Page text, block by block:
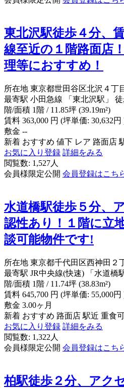
東北沢駅徒歩４分、
線至近の１階路面店
理等におすすめ！
所在地 東京都世田谷区北沢４丁
最寄駅 小田急線 「東北沢駅」
階/面積 1階 / 11.85坪 (39.19m²)
賃料 363,000 円 (坪単価: 30,632円
敷金 --
新着 おすすめ 値下 レア 路面店
お気に入り登録 詳細をみる
閲覧数: 1,527人
会員様限定公開 会員登録はこち
水道橋駅徒歩５分、
認性あり！１階に立
談可能物件です!
所在地 東京都千代田区西神田２
最寄駅 JR中央線(快速) 「水道橋
階/面積 1階 / 11.74坪 (38.83m²)
賃料 645,700 円 (坪単価: 55,000円
敷金 3.00ヶ月
新着 おすすめ 路面店 駅近 重食
お気に入り登録 詳細をみる
閲覧数: 1,322人
会員様限定公開 会員登録はこち
柏駅徒歩２分、アク